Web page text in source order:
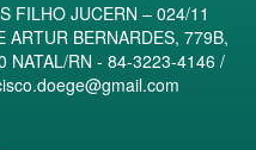
FILHO JUCERN – 024/11
ARTUR BERNARDES, 779B,
NATAL/RN - 84-3223-4146 /